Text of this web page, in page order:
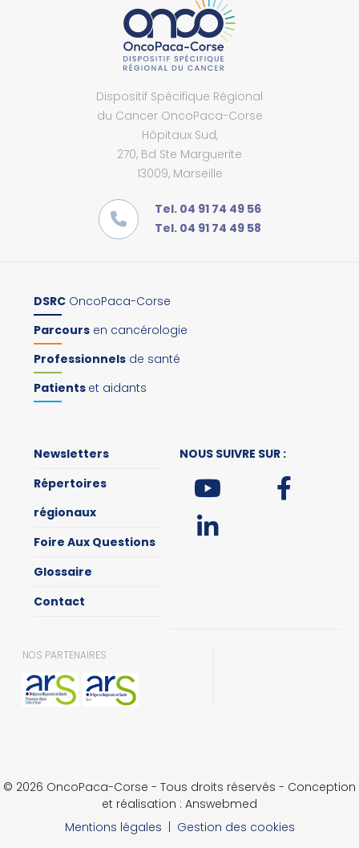
Dispositif Spécifique Régional
du Cancer OncoPaca-Corse
Hôpitaux Sud,
270, Bd Ste Marguerite
13009, Marseille
Tel. 04 91 74 49 56
Tel. 04 91 74 49 58
DSRC OncoPaca-Corse
Parcours en cancérologie
Professionnels de santé
Patients et aidants
Newsletters
Répertoires
régionaux
Foire Aux Questions
Glossaire
Contact
NOUS SUIVRE SUR :
NOS PARTENAIRES
© 2026 OncoPaca-Corse - Tous droits réservés - Conception
et réalisation : Answebmed
Mentions légales | Gestion des cookies